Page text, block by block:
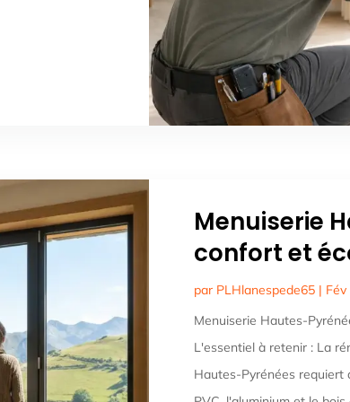
Menuiserie
confort et
par PLHlanespede65 |
Menuiserie Hautes-
L'essentiel à retenir : La
Hautes-Pyrénées requiert